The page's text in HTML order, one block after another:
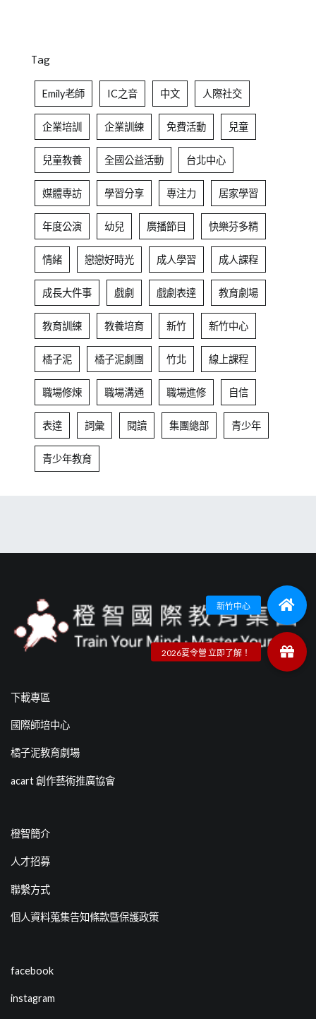
Tag
Emily老師 IC之音 中文 人際社交
企業培訓 企業訓練 免費活動 兒童
兒童教養 全國公益活動 台北中心
媒體專訪 學習分享 專注力 居家學習
年度公演 幼兒 廣播節目 快樂芬多精
情緒 戀戀好時光 成人學習 成人課程
成長大件事 戲劇 戲劇表達 教育劇場
教育訓練 教養培育 新竹 新竹中心
橘子泥 橘子泥劇團 竹北 線上課程
職場修煉 職場溝通 職場進修 自信
表達 詞彙 閱讀 集團總部 青少年
青少年教育
下載專區
國際師培中心
橘子泥教育劇場
acart 創作藝術推廣協會
橙智簡介
人才招募
聯繫方式
個人資料蒐集告知條款暨保護政策
facebook
instagram